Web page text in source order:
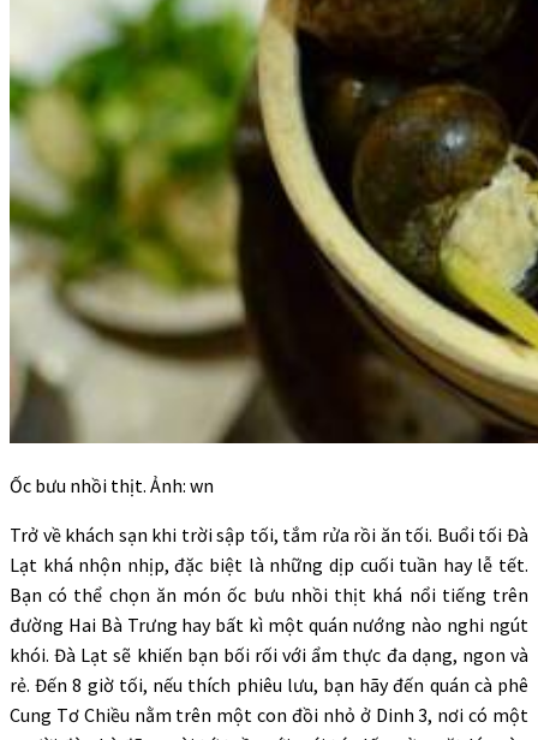
Ốc bưu nhồi thịt. Ảnh: wn
Trở về khách sạn khi trời sập tối, tắm rửa rồi ăn tối. Buổi tối Đà
Lạt khá nhộn nhịp, đặc biệt là những dịp cuối tuần hay lễ tết.
Bạn có thể chọn ăn món ốc bưu nhồi thịt khá nổi tiếng trên
đường Hai Bà Trưng hay bất kì một quán nướng nào nghi ngút
khói. Đà Lạt sẽ khiến bạn bối rối với ẩm thực đa dạng, ngon và
rẻ. Đến 8 giờ tối, nếu thích phiêu lưu, bạn hãy đến quán cà phê
Cung Tơ Chiều nằm trên một con đồi nhỏ ở Dinh 3, nơi có một